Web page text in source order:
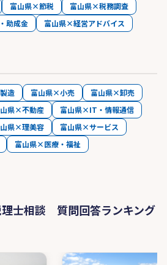
富山県×節税
富山県×税務調査
助成金
富山県×経営アドバイス
造 富山県×小売
富山県×卸売
県×不動産
富山県×IT・情報通信
県×理美容
富山県×サービス
富山県×医療・福祉
理士相談 質問回答ランキング